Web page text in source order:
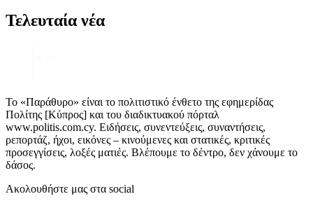
Τελευταία νέα
Το «Παράθυρο» είναι το πολιτιστικό ένθετο της εφημερίδας
Πολίτης [Κύπρος] και του διαδικτυακού πόρταλ
www.politis.com.cy. Ειδήσεις, συνεντεύξεις, συναντήσεις,
ρεπορτάζ, ήχοι, εικόνες – κινούμενες και στατικές, κριτικές
προσεγγίσεις, λοξές ματιές. Βλέπουμε το δέντρο, δεν χάνουμε το
δάσος.
Ακολουθήστε μας στα social